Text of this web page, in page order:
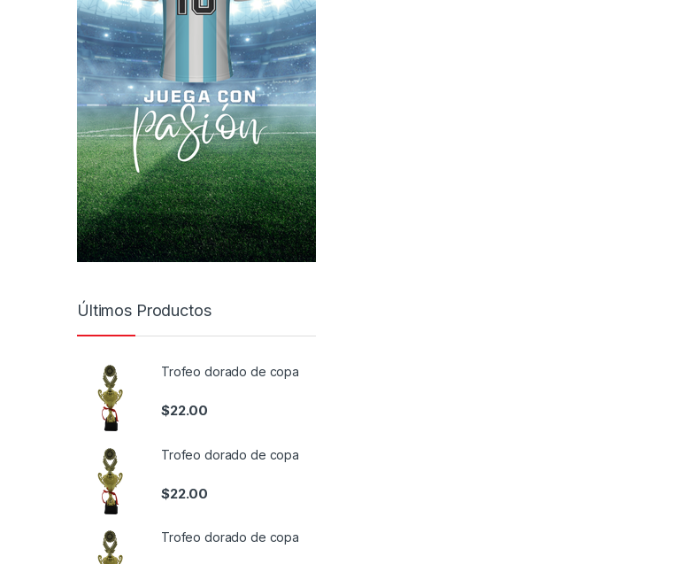
Últimos Productos
Trofeo dorado de copa
$22.00
Trofeo dorado de copa
$22.00
Trofeo dorado de copa